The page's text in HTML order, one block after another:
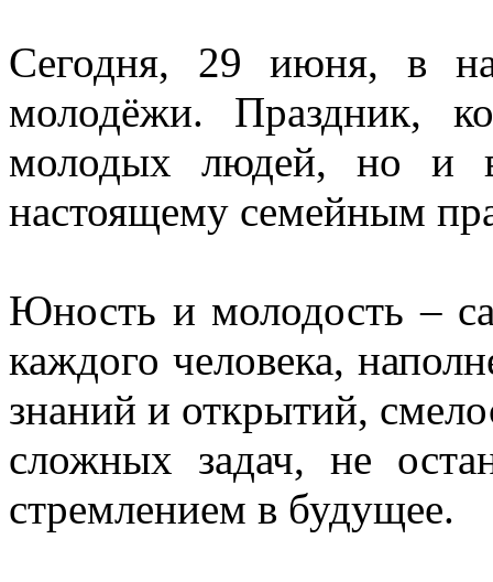
Сегодня, 29 июня, в
молодёжи. Праздник,
молодых людей, но и
настоящему семейным
Юность и молодость –
каждого человека,
знаний и открытий,
сложных задач, не
стремлением в будущее.